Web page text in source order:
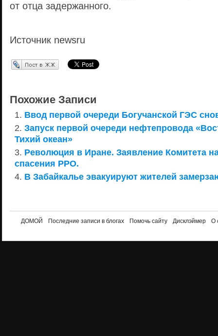
от отца задержанного.
Источник newsru
Перепост в ЖЖ
Похожие Записи
Ввод первой очереди Богучанской ГЭС
Запуск первой очереди нефтепровода
Тихий океан»
Революция в Иране. Заявление Комитета
спасения РРО.
В Забайкалье эвакуируют жителей
ДОМОЙ Последние записи в блогах Помочь сайту Дисклэймер О